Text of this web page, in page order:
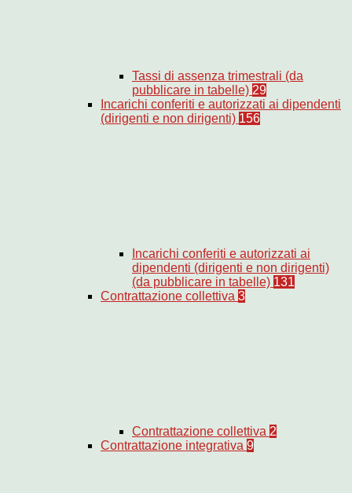
Tassi di assenza trimestrali (da
pubblicare in tabelle) 29
Incarichi conferiti e autorizzati ai dipendenti
(dirigenti e non dirigenti) 156
Incarichi conferiti e autorizzati ai
dipendenti (dirigenti e non dirigenti)
(da pubblicare in tabelle) 131
Contrattazione collettiva 3
Contrattazione collettiva 2
Contrattazione integrativa 9